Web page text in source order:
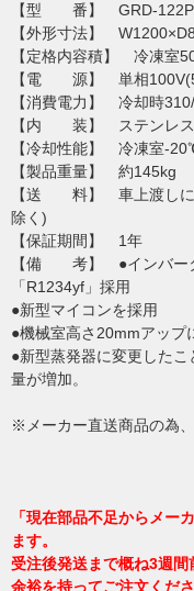
【型 番】 GRD-
【外形寸法】
【定格内容積】 冷凍室
【電 源】 単相
【消費電力】 冷却時
【内 装】 ステンレス
【冷却性能】 冷凍室-
【製品重量】 約145kg
【送 料】 車上渡しに
除く)
【保証期間】 1年
【備 考】 ●インバータ
「R1234yf」採用
●新型マイコンを採用
●機械室高さ20mmアップ
●新型蒸発器に変更した
量が増加。
※メーカー直送商品の為
「現在部品不足からメー
ます。
受注後発送まで概ね3週
余裕を持ってご注文くだ